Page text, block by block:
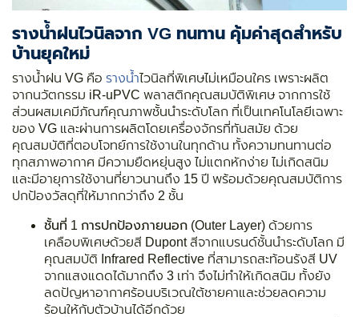
รางน้ำฝนไวนิลจาก VG ทนทาน คุ้มค่าสุดสำหรับ
บ้านยุคใหม่
รางน้ำฝน VG คือ รางน้ำไวนิลที่พิเศษไม่เหมือนใคร เพราะผลิต
จากนวัตกรรม iR-uPVC พลาสติกคุณสมบัติพิเศษ จากการใช้
ส่วนผสมเคมีภัณฑ์คุณภาพชั้นนำระดับโลก ที่เป็นเทคโนโลยีเฉพาะ
ของ VG และผ่านการผลิตโดยเครื่องจักรที่ทันสมัย ด้วย
คุณสมบัติที่ตอบโจทย์การใช้งานในทุกด้าน ทั้งความทนทานต่อ
ทุกสภาพอากาศ มีความยืดหยุ่นสูง ไม่แตกหักง่าย ไม่เกิดสนิม
และมีอายุการใช้งานที่ยาวนานถึง 15 ปี พร้อมด้วยคุณสมบัติการ
ปกป้องวัสดุที่ให้มากกว่าถึง 2 ชั้น
ชั้นที่ 1 การปกป้องภายนอก (Outer Layer) ด้วยการ
เคลือบพิเศษด้วยสี Dupont สีจากแบรนด์ชั้นนำระดับโลก มี
คุณสมบัติ Infrared Reflective ที่สามารถสะท้อนรังสี UV
จากแสงแดดได้มากถึง 3 เท่า จึงไม่ทำให้เกิดสนิม ทั้งยัง
ลดปัญหาอากาศร้อนบริเวณใต้ชายคาและช่วยลดความ
ร้อนให้กับตัวบ้านได้อีกด้วย